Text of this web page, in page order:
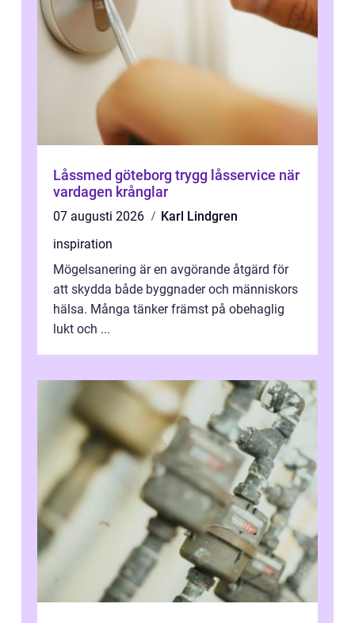
Låssmed göteborg trygg låsservice när
vardagen krånglar
07 augusti 2026
Karl Lindgren
inspiration
Mögelsanering är en avgörande åtgärd för
att skydda både byggnader och människors
hälsa. Många tänker främst på obehaglig
lukt och ...